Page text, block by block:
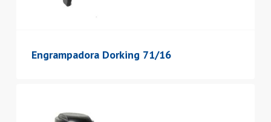
Engrampadora Dorking 71/16